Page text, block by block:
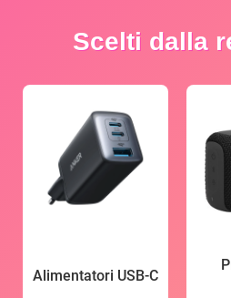
Scelti dalla
Alimentatori USB-C